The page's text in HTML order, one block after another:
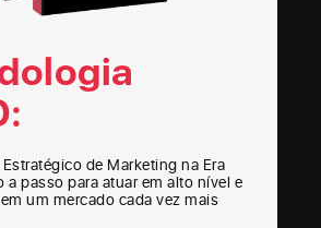
de Marketing na Era
a passo para atuar em alto nível e
um mercado cada vez mais